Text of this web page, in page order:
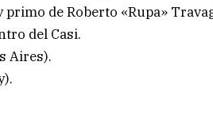
de Roberto «Rupa»
del Casi.
Aires).